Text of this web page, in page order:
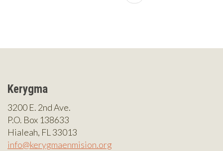
Kerygma
3200 E. 2nd Ave.
P.O. Box 138633
Hialeah, FL 33013
info@kerygmaenmision.org